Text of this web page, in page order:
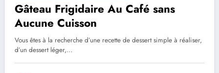
Gâteau Frigidaire Au Café sans
Aucune Cuisson
Vous êtes à la recherche d’une recette de dessert simple à réaliser,
d’un dessert léger,…